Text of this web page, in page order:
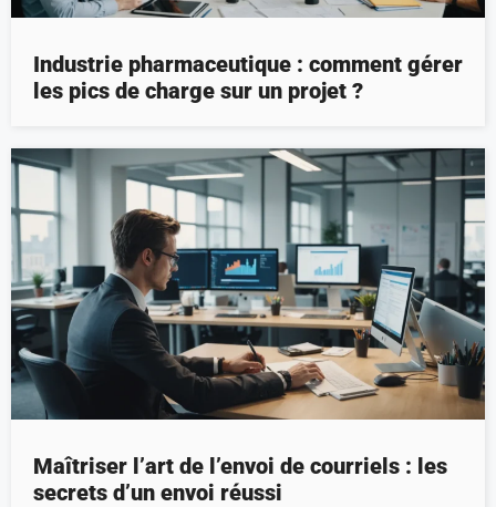
Industrie pharmaceutique : comment gérer
les pics de charge sur un projet ?
Maîtriser l’art de l’envoi de courriels : les
secrets d’un envoi réussi